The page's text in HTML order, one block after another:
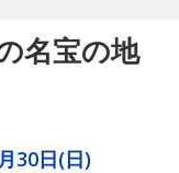
名宝の地
30日(日)